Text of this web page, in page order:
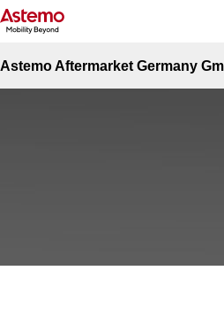
Astemo Aftermarket Germany
SHOWA Fiches de
Accueil